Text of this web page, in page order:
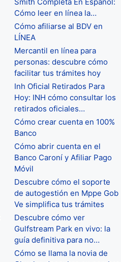
Cómo leer en línea la…
Cómo afiliarse al BDV en
LÍNEA
Mercantil en línea para
personas: descubre cómo
facilitar tus trámites hoy
Inh Oficial Retirados Para
Hoy: INH cómo consultar los
retirados oficiales…
Cómo crear cuenta en 100%
Banco
Cómo abrir cuenta en el
Banco Caroní y Afiliar Pago
Móvil
Descubre cómo el soporte
de autogestión en Mppe Gob
Ve simplifica tus trámites
Descubre cómo ver
Gulfstream Park en vivo: la
guía definitiva para no…
Cómo se llama la novia de